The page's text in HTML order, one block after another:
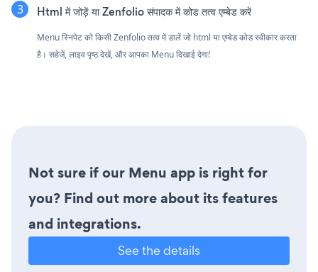
Html में जोड़ें या Zenfolio संपादक में कोड तत्व एम्बेड करें
Menu स्निपेट को किसी Zenfolio तत्व में डालें जो html या एम्बेड कोड स्वीकार करता
है। सहेजें, लाइव पृष्ठ देखें, और आपका Menu दिखाई देगा!
Not sure if our Menu app is right for
you? Find out more about its features
and integrations.
See the details